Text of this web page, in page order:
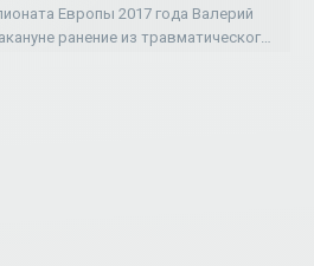
Европы 2017 года Валерий
ранение из травматического